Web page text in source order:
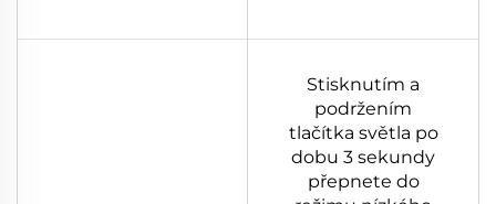
Stisknutím a
podržením
tlačítka světla po
dobu 3 sekundy
přepnete do